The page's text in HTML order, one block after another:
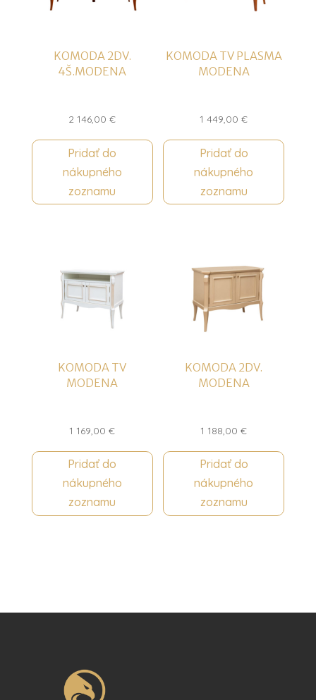
KOMODA 2DV.
4Š.MODENA
2 146,00€
Pridať do
nákupného
zoznamu
KOMODA TV PLASMA
MODENA
1 449,00€
Pridať do
nákupného
zoznamu
KOMODA TV
MODENA
1 169,00€
Pridať do
nákupného
zoznamu
KOMODA 2DV.
MODENA
1 188,00€
Pridať do
nákupného
zoznamu